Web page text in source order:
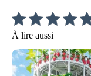
À lire aussi